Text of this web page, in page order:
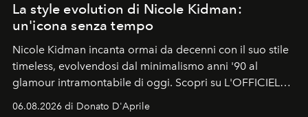
La style evolution di Nicole Kidman:
un'icona senza tempo
Nicole Kidman incanta ormai da decenni con il suo stile
timeless, evolvendosi dal minimalismo anni '90 al
glamour intramontabile di oggi. Scopri su L'OFFICIEL
Italia la sua style evolution.
06.08.2026 di Donato D'Aprile